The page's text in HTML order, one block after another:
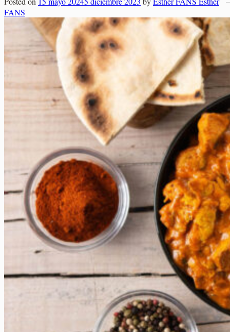
No hay productos en el carrito.
Volver a la tienda
Carrito
No hay productos en el carrito.
Volver a la tienda
Elaborados Cárnicos
Salsas y Siropes
FANS